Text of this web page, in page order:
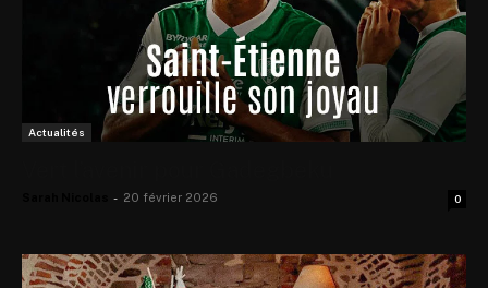
Actualités
- 20 février 2026 0